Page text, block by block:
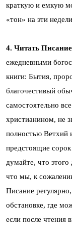
краткую и емкую
«тон» на эти
4. Читать
ежедневными
книги: Бытия,
благочестивый
самостоятельно
христианином, не
полностью Ветхий
предстоящие
думайте, что
что мы, к
Писание
обстановке, где
если после чтения